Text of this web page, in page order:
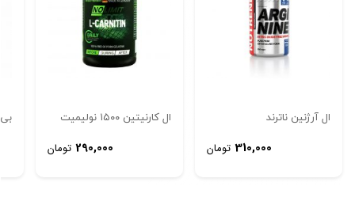
ال آرژنین ناترند
310,000 تومان
ال کارنیتین ۱۵۰۰ نولیمیت
290,000 تومان